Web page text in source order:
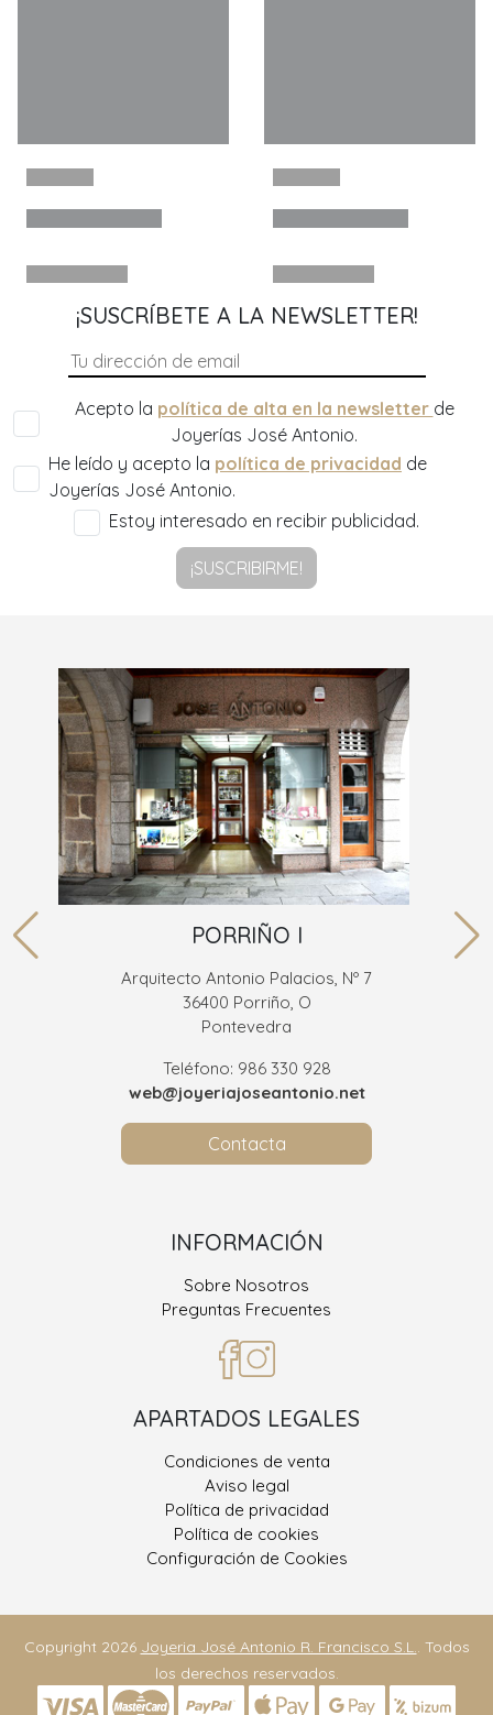
¡SUSCRÍBETE A LA NEWSLETTER!
Acepto la política de alta en la newsletter de
Joyerías José Antonio.
He leído y acepto la política de privacidad de
Joyerías José Antonio.
Estoy interesado en recibir publicidad.
¡SUSCRIBIRME!
PORRIÑO I
Arquitecto Antonio Palacios, Nº 7
36400 Porriño, O
Pontevedra
Teléfono: 986 330 928
web@joyeriajoseantonio.net
Contacta
INFORMACIÓN
Sobre Nosotros
Preguntas Frecuentes
APARTADOS LEGALES
Condiciones de venta
Aviso legal
Política de privacidad
Política de cookies
Configuración de Cookies
Copyright 2026 Joyeria José Antonio R. Francisco S.L.. Todos
los derechos reservados.